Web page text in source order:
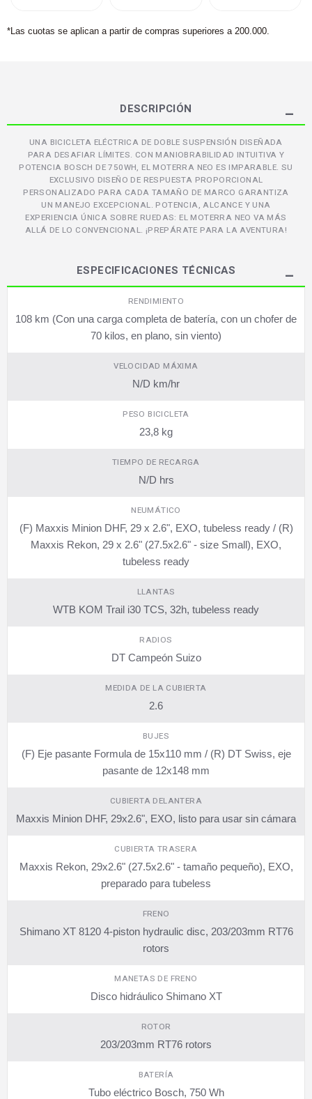
*Las cuotas se aplican a partir de compras superiores a 200.000.
DESCRIPCIÓN
UNA BICICLETA ELÉCTRICA DE DOBLE SUSPENSIÓN DISEÑADA
PARA DESAFIAR LÍMITES. CON MANIOBRABILIDAD INTUITIVA Y
POTENCIA BOSCH DE 750WH, EL MOTERRA NEO ES IMPARABLE. SU
EXCLUSIVO DISEÑO DE RESPUESTA PROPORCIONAL
PERSONALIZADO PARA CADA TAMAÑO DE MARCO GARANTIZA
UN MANEJO EXCEPCIONAL. POTENCIA, ALCANCE Y UNA
EXPERIENCIA ÚNICA SOBRE RUEDAS: EL MOTERRA NEO VA MÁS
ALLÁ DE LO CONVENCIONAL. ¡PREPÁRATE PARA LA AVENTURA!
ESPECIFICACIONES TÉCNICAS
RENDIMIENTO
108 km (Con una carga completa de batería, con un chofer de
70 kilos, en plano, sin viento)
VELOCIDAD MÁXIMA
N/D km/hr
PESO BICICLETA
23,8 kg
TIEMPO DE RECARGA
N/D hrs
NEUMÁTICO
(F) Maxxis Minion DHF, 29 x 2.6", EXO, tubeless ready / (R)
Maxxis Rekon, 29 x 2.6" (27.5x2.6" - size Small), EXO,
tubeless ready
LLANTAS
WTB KOM Trail i30 TCS, 32h, tubeless ready
RADIOS
DT Campeón Suizo
MEDIDA DE LA CUBIERTA
2.6
BUJES
(F) Eje pasante Formula de 15x110 mm / (R) DT Swiss, eje
pasante de 12x148 mm
CUBIERTA DELANTERA
Maxxis Minion DHF, 29x2.6", EXO, listo para usar sin cámara
CUBIERTA TRASERA
Maxxis Rekon, 29x2.6" (27.5x2.6" - tamaño pequeño), EXO,
preparado para tubeless
FRENO
Shimano XT 8120 4-piston hydraulic disc, 203/203mm RT76
rotors
MANETAS DE FRENO
Disco hidráulico Shimano XT
ROTOR
203/203mm RT76 rotors
BATERÍA
Tubo eléctrico Bosch, 750 Wh